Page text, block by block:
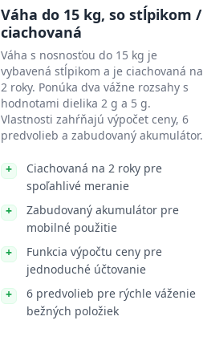
Váha do 15 kg, so stĺpikom /
ciachovaná
Váha s nosnosťou do 15 kg je
vybavená stĺpikom a je ciachovaná na
2 roky. Ponúka dva vážne rozsahy s
hodnotami dielika 2 g a 5 g.
Vlastnosti zahŕňajú výpočet ceny, 6
predvolieb a zabudovaný akumulátor.
Ciachovaná na 2 roky pre
spoľahlivé meranie
Zabudovaný akumulátor pre
mobilné použitie
Funkcia výpočtu ceny pre
jednoduché účtovanie
6 predvolieb pre rýchle váženie
bežných položiek